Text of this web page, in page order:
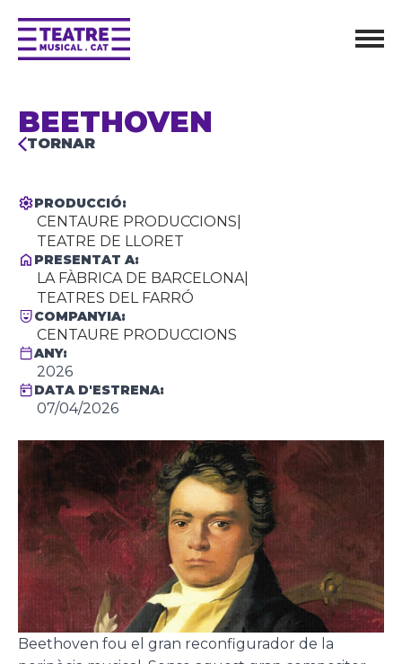
BEETHOVEN
TORNAR
PRODUCCIÓ:
CENTAURE PRODUCCIONS
TEATRE DE LLORET
PRESENTAT A:
LA FÀBRICA DE BARCELONA
TEATRES DEL FARRÓ
COMPANYIA:
CENTAURE PRODUCCIONS
ANY:
2026
DATA D'ESTRENA:
07/04/2026
Beethoven fou el gran reconfigurador de la